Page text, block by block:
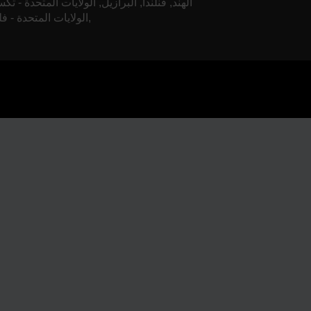
الهند, فنلندا, البرازيل, الولايات المتحدة -
الولايات المتحدة - فلوريدا,